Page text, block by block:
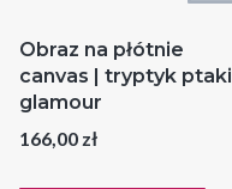
Obraz na płótnie
canvas | tryptyk ptaki
glamour
Cena
166,00 zł